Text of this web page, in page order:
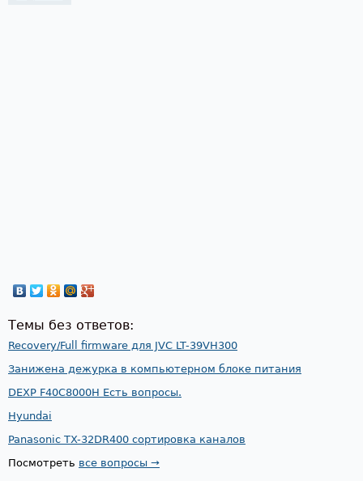
Темы без ответов:
Recovery/Full firmware для JVC LT-39VH300
Занижена дежурка в компьютерном блоке питания
DEXP F40C8000H Есть вопросы.
Hyundai
Panasonic TX-32DR400 сортировка каналов
Посмотреть все вопросы →